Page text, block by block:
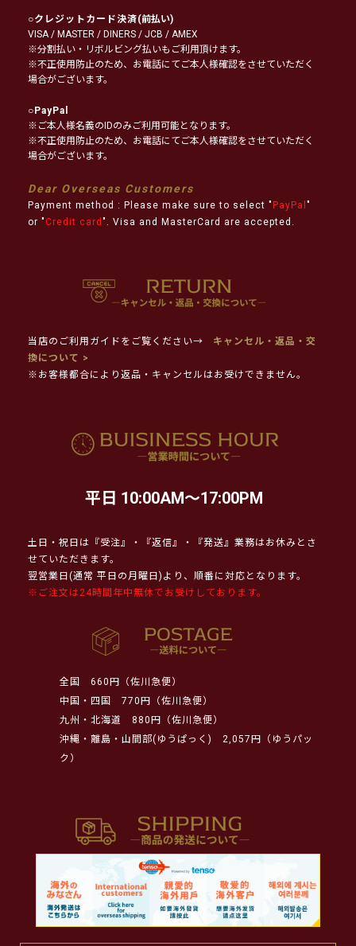
○クレジットカード決済(前払い)
VISA / MASTER / DINERS / JCB / AMEX
※分割払い・リボルビング払いもご利用頂けます。
※不正使用防止のため、お電話にてご本人様確認をさせていただく
場合がございます。
○PayPal
※ご本人様名義のIDのみご利用可能となります。
※不正使用防止のため、お電話にてご本人様確認をさせていただく
場合がございます。
Dear Overseas Customers
Payment method : Please make sure to select " PayPal "
or " Credit card ". Visa and MasterCard are accepted.
当店のご利用ガイドをご覧ください→
キャンセル・返品・交
換について >
※お客様都合により返品・キャンセルはお受けできません。
平日 10:00AM～17:00PM
土日・祝日は『受注』・『返信』・『発送』業務はお休みとさ
せていただきます。
翌営業日(通常 平日の月曜日)より、順番に対応となります。
※ご注文は24時間年中無休でお受けしております。
全国
660円（佐川急便）
中国・四国
770円（佐川急便）
九州・北海道
880円（佐川急便）
沖縄・離島・山間部(ゆうぱっく)
2,057円（ゆうパッ
ク）